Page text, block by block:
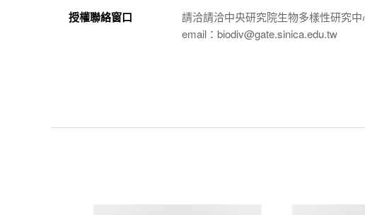
授權聯絡窗口
請洽請洽中央研究院生物多樣性研究中
email：biodiv@gate.sinica.edu.tw